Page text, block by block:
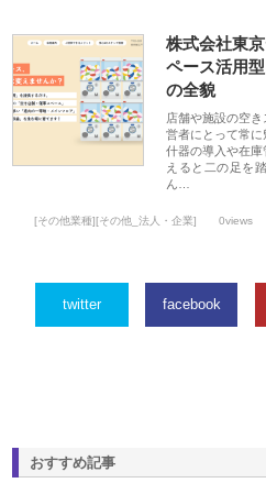
株式会社東
ペース活用
の全貌
店舗や施設の空
営者にとって常
什器の導入や在
えると二の足を
ん…
[その他業種][その他_法人・企業] 0views
twitter facebook
おすすめ記事